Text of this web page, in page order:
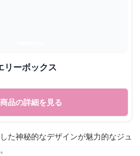
リーボックス
商品の詳細を見る
た神秘的なデザインが魅力的なジュ